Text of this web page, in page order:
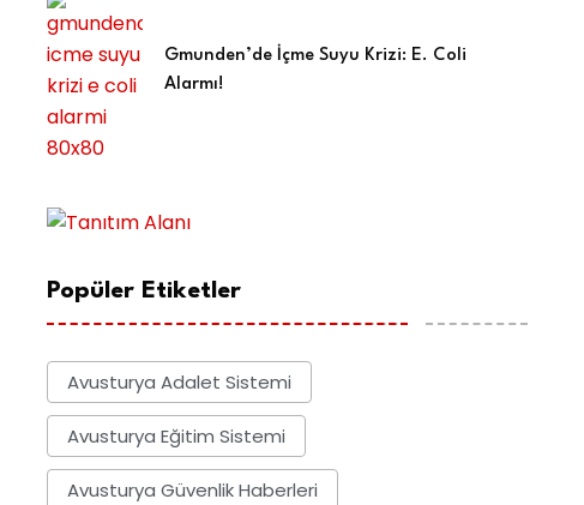
Gmunden’de İçme Suyu Krizi: E. Coli
Alarmı!
Popüler Etiketler
Avusturya Adalet Sistemi
Avusturya Eğitim Sistemi
Avusturya Güvenlik Haberleri